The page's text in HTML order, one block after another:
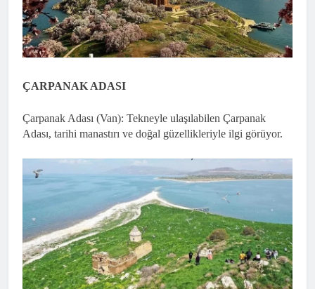
ÇARPANAK ADASI
Çarpanak Adası (Van): Tekneyle ulaşılabilen Çarpanak
Adası, tarihi manastırı ve doğal güzellikleriyle ilgi görüyor.